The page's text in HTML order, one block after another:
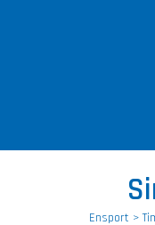
Ensport >